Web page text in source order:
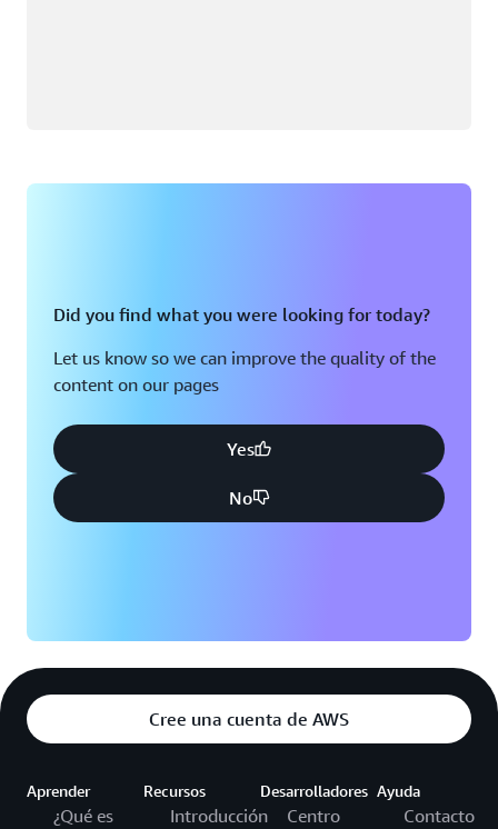
Did you find what you were looking for today?
Let us know so we can improve the quality of the
content on our pages
Yes
No
Cree una cuenta de AWS
Aprender
¿Qué es
Recursos
Introducción
Desarrolladores
Centro
Ayuda
Contacto